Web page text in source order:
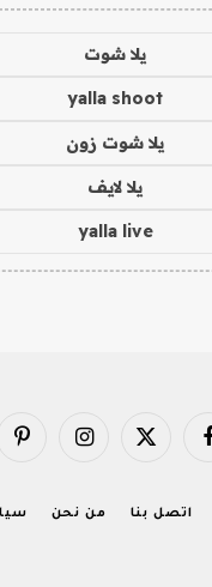
يلا شوت
yalla shoot
يلا شوت زون
يلا لايف
yalla live
فيسبوك X
الانستغرام
اتصل بنا من نحن